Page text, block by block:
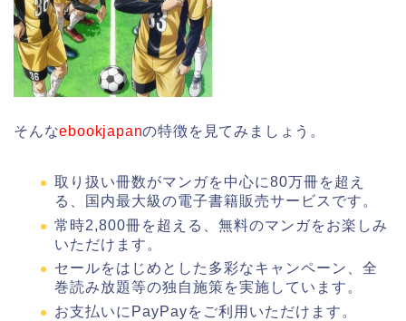
そんなebookjapanの特徴を見てみましょう。
取り扱い冊数がマンガを中心に80万冊を超え
る、国内最大級の電子書籍販売サービスです。
常時2,800冊を超える、無料のマンガをお楽しみ
いただけます。
セールをはじめとした多彩なキャンペーン、全
巻読み放題等の独自施策を実施しています。
お支払いにPayPayをご利用いただけます。